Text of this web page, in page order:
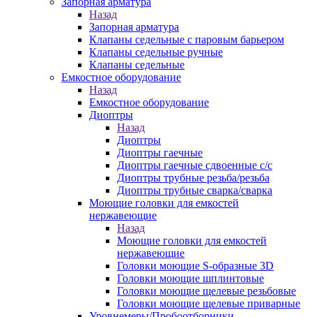
Назад
Запорная арматура
Клапаны седельные с паровым барьером
Клапаны седельные ручные
Клапаны седельные
Емкостное оборудование
Назад
Емкостное оборудование
Диоптры
Назад
Диоптры
Диоптры гаечные
Диоптры гаечные сдвоенные c/c
Диоптры трубные резьба/резьба
Диоптры трубные сварка/сварка
Моющие головки для емкостей
нержавеющие
Назад
Моющие головки для емкостей
нержавеющие
Головки моющие S-образные 3D
Головки моющие шплинтовые
Головки моющие щелевые резьбовые
Головки моющие щелевые приварные